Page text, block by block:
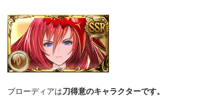
ブローディアは刀得意のキャラクターです。